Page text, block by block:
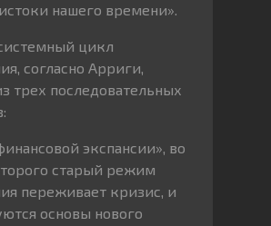
нашего времени».
цикл
согласно Арриги,
трех последовательных
экспансии», во
старый режим
переживает кризис, и
основы нового